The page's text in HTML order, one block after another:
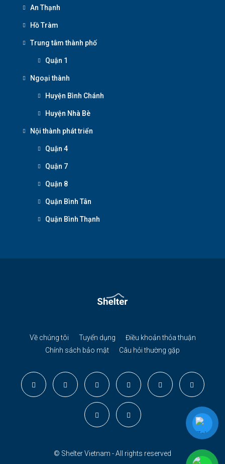
An Thạnh
Hồ Tràm
Trung tâm thành phố
Quận 1
Ngoại thành
Huyện Bình Chánh
Huyện Nhà Bè
Nội thành phát triển
Quận 4
Quận 7
Quận 8
Quận Bình Tân
Quận Bình Thạnh
Về chúng tôi Tuyển dụng
Điều khoản thỏa thuận
Chính sách bảo mật
Câu hỏi thường gặp
© Shelter Vietnam - All rights reserved